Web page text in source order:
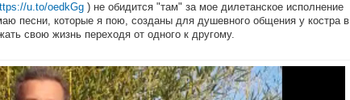
u.to/oedkGg ) не обидится "там" за мое дилетанское исполнение
песни, которые я пою, созданы для душевного общения у костра в
свою жизнь переходя от одного к другому.